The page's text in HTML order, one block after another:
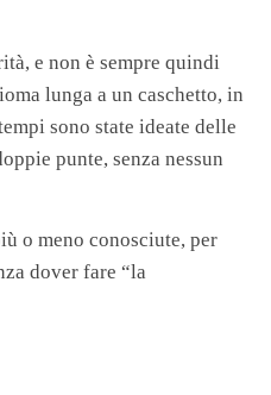
e non è sempre quindi
lunga a un caschetto, in
sono state ideate delle
punte, senza nessun
o meno conosciute, per
dover fare “la